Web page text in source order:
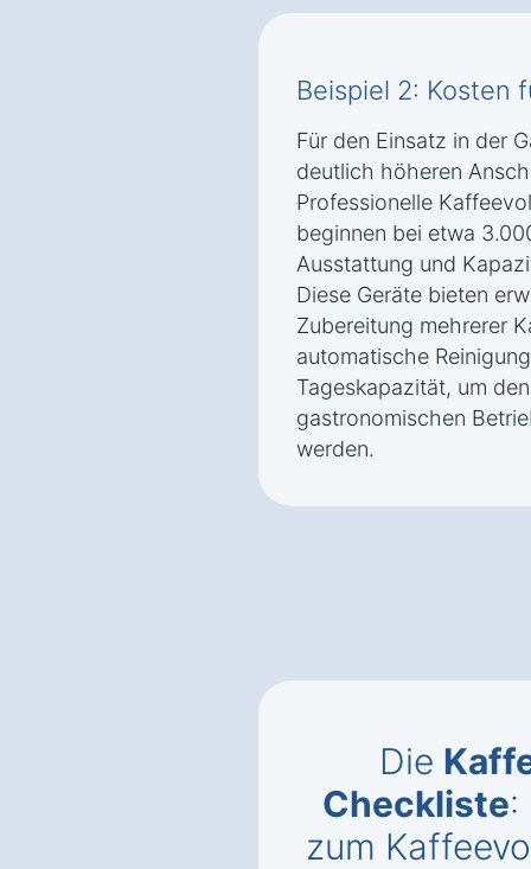
Beispiel 2: Kosten
Für den Einsatz in der
deutlich höheren
Professionelle
beginnen bei etwa
Ausstattung und
Diese Geräte bieten
Zubereitung mehrerer
automatische
Tageskapazität, um
gastronomischen
werden.
Die
Checkliste:
zum